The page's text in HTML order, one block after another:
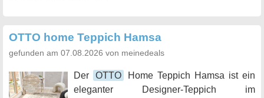
OTTO home Teppich Hamsa
gefunden am 07.08.2026 von meinedeals
Der OTTO
Home Teppich Hamsa ist ein
eleganter Designer-Teppich im